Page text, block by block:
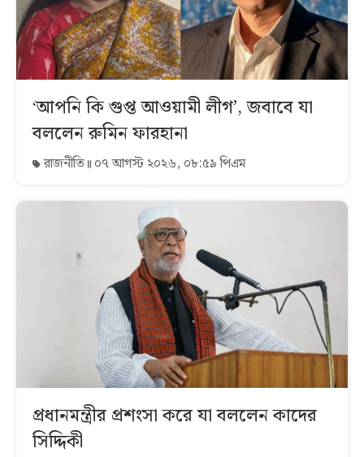
‘আপনি কি গুপ্ত আওয়ামী লীগ’, জবাবে যা
বললেন রুমিন ফারহানা
রাজনীতি ০৭ আগস্ট ২০২৬, ০৮:৫৯ পিএম
প্রধানমন্ত্রীর প্রশংসা করে যা বললেন কাদের
সিদ্দিকী